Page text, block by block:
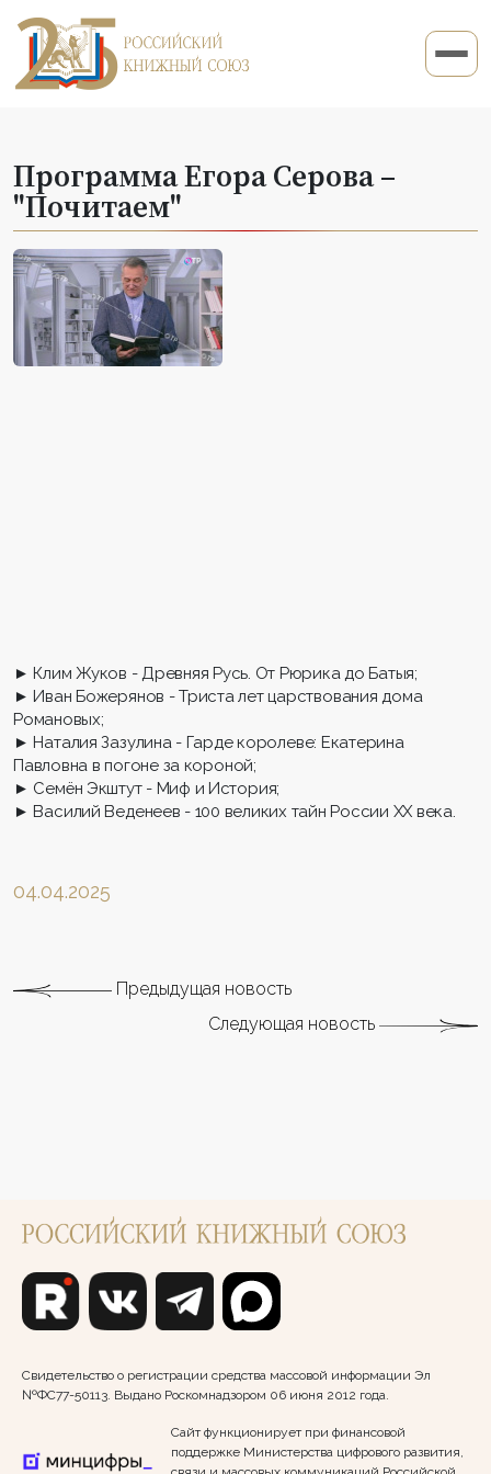
Программа Егора Серова –
"Почитаем"
► Клим Жуков - Древняя Русь. От Рюрика до Батыя;
► Иван Божерянов - Триста лет царствования дома
Романовых;
► Наталия Зазулина - Гарде королеве: Екатерина
Павловна в погоне за короной;
► Семён Экштут - Миф и История;
► Василий Веденеев - 100 великих тайн России ХХ века.
04.04.2025
Предыдущая новость
Следующая новость
Свидетельство о регистрации средства массовой информации Эл
№ФС77-50113. Выдано Роскомнадзором 06 июня 2012 года.
Сайт функционирует при финансовой
поддержке Министерства цифрового развития,